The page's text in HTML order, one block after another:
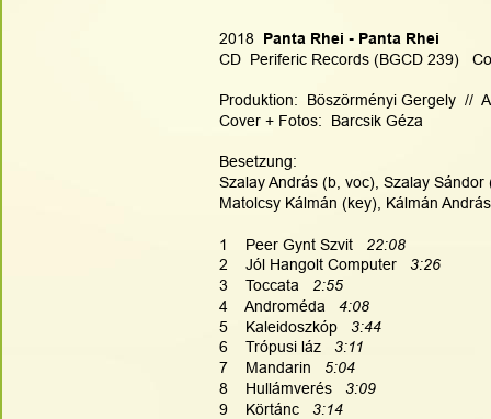
2018
  Panta Rhei - Panta Rhei
CD  Periferic Records (BGCD 239)
Produktion:  Böszörményi Gergely  //
Cover + Fotos:  Barcsik Géza
Besetzung:
Szalay András (b, voc), Szalay
Matolcsy Kálmán (key), Kálmán
1    Peer Gynt Szvit 22:08
2    Jól Hangolt Computer
3:26
3    Toccata
   2:55
4    Androméda
   4:08
5    Kaleidoszkóp 3:44
6    Trópusi láz
3:11
7    Mandarin
  5:04
8    Hullámverés
   3:09
9    Körtánc
3:14